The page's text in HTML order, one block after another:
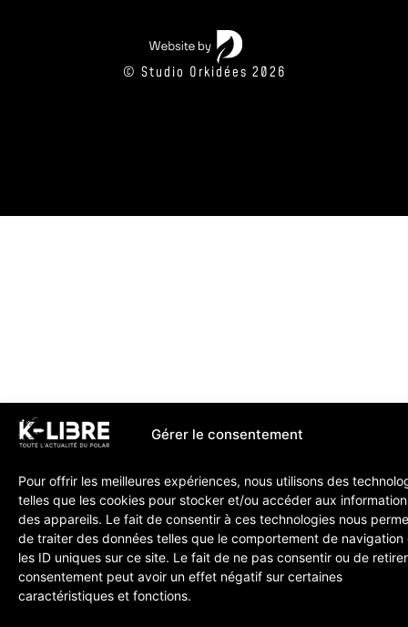
Gérer le consentement
Pour offrir les meilleures expériences, nous utilisons des
telles que les cookies pour stocker et/ou accéder aux
des appareils. Le fait de consentir à ces technologies nous
de traiter des données telles que le comportement de navigation
les ID uniques sur ce site. Le fait de ne pas consentir ou de
consentement peut avoir un effet négatif sur certaines
caractéristiques et fonctions.
© Studio Orkidées 2026